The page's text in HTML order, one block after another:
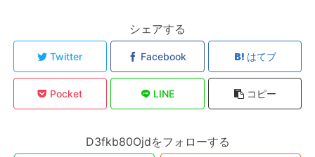
シェアする
Twitter Facebook はてブ
Pocket LINE コピー
D3fkb80Ojdをフォローする